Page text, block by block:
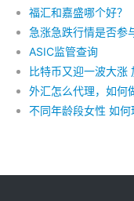
福汇和嘉盛哪个好？
急涨急跌行情是否参
ASIC监管查询
比特币又迎一波大涨
外汇怎么代理，如何
不同年龄段女性 如